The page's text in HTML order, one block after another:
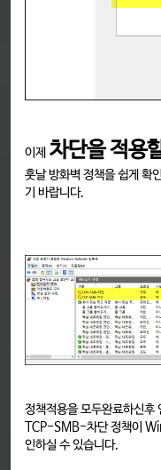
이제 차단을 적용
훗날 방화벽 정책을 쉽게 확
기 바랍니다.
정책적용을 모두완료하신후
TCP-SMB-차단 정책이
인하실 수 있습니다.